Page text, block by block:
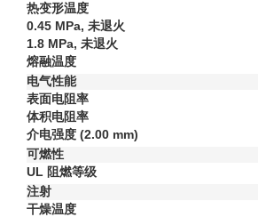
热变形温度
0.45 MPa, 未退火
1.8 MPa, 未退火
熔融温度
电气性能
表面电阻率
体积电阻率
介电强度 (2.00 mm)
可燃性
UL 阻燃等级
注射
干燥温度